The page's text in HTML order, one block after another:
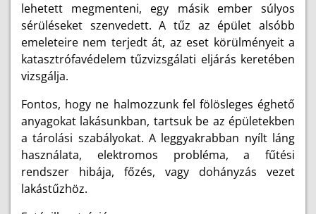
lehetett megmenteni, egy másik ember súlyos
sérüléseket szenvedett. A tűz az épület alsóbb
emeleteire nem terjedt át, az eset körülményeit a
katasztrófavédelem tűzvizsgálati eljárás keretében
vizsgálja.
Fontos, hogy ne halmozzunk fel fölösleges éghető
anyagokat lakásunkban, tartsuk be az épületekben
a tárolási szabályokat. A leggyakrabban nyílt láng
használata, elektromos probléma, a fűtési
rendszer hibája, főzés, vagy dohányzás vezet
lakástűzhöz.